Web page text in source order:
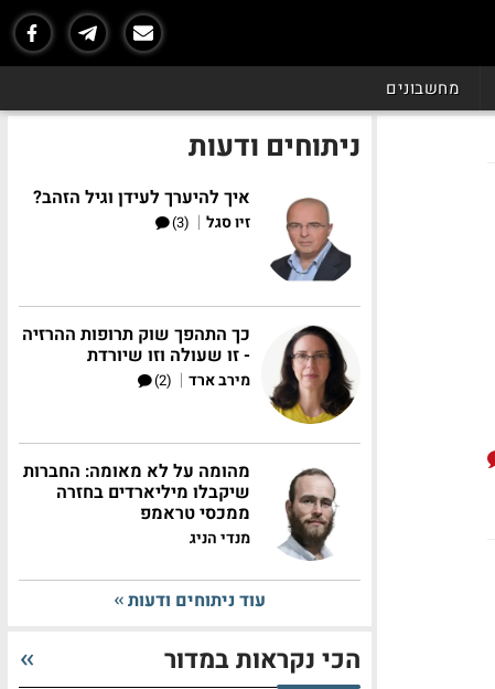
מחשבונים
ניתוחים ודעות
איך להיערך לעידן וגיל הזהב?
זיו סגל |
(3)
כך התהפך שוק תרופות ההרזיה
- זו שעולה וזו שיורדת
מירב ארד |
(2)
מהומה על לא מאומה: החברות
שיקבלו מיליארדים בחזרה
ממכסי טראמפ
מנדי הניג
עוד ניתוחים ודעות
הכי נקראות במדור